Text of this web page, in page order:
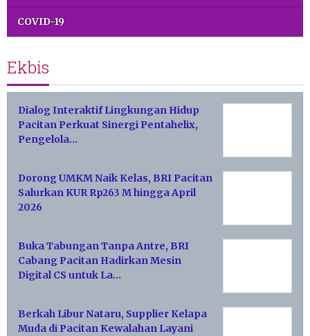
COVID-19
Ekbis
Dialog Interaktif Lingkungan Hidup
Pacitan Perkuat Sinergi Pentahelix,
Pengelola…
Dorong UMKM Naik Kelas, BRI Pacitan
Salurkan KUR Rp263 M hingga April
2026
Buka Tabungan Tanpa Antre, BRI
Cabang Pacitan Hadirkan Mesin
Digital CS untuk La…
Berkah Libur Nataru, Supplier Kelapa
Muda di Pacitan Kewalahan Layani